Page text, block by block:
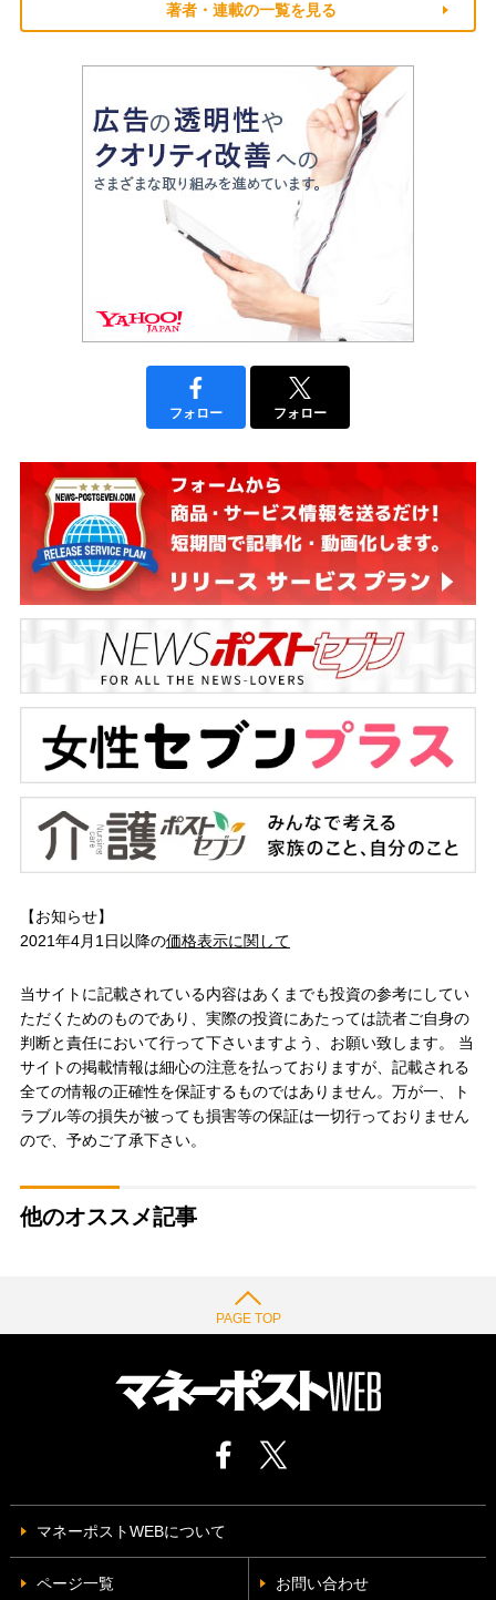
著者・連載の一覧を見る
フォロー フォロー
【お知らせ】
2021年4月1日以降の価格表示に関して
当サイトに記載されている内容はあくまでも投資の参考にしてい
ただくためのものであり、実際の投資にあたっては読者ご自身の
判断と責任において行って下さいますよう、お願い致します。 当
サイトの掲載情報は細心の注意を払っておりますが、記載される
全ての情報の正確性を保証するものではありません。万が一、ト
ラブル等の損失が被っても損害等の保証は一切行っておりません
ので、予めご了承下さい。
他のオススメ記事
PAGE TOP
マネーポストWEBについて
ページ一覧 お問い合わせ